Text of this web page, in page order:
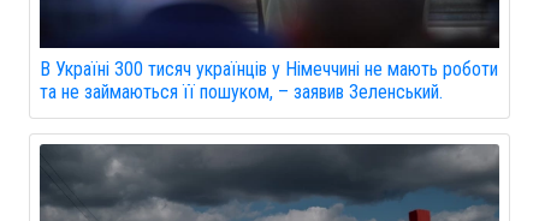
В Україні 300 тисяч українців у Німеччині не мають роботи
та не займаються її пошуком, – заявив Зеленський.